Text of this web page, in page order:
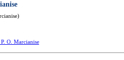
O. Marcianise